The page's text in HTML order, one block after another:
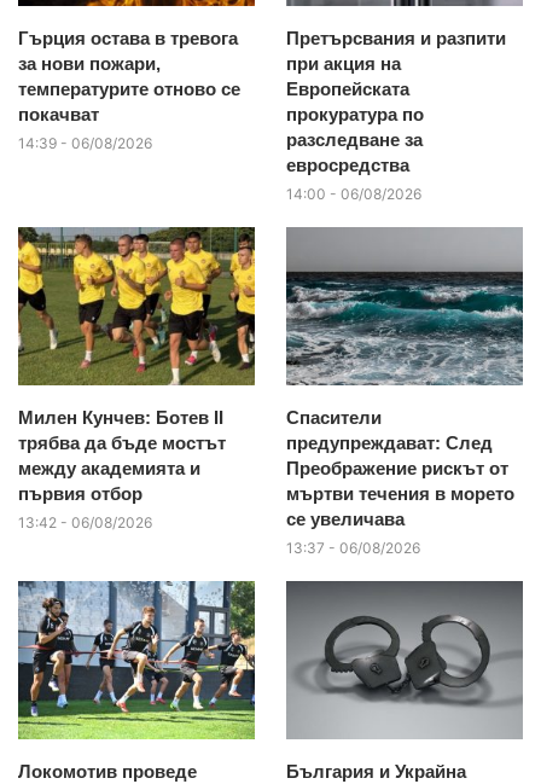
Гърция остава в тревога
за нови пожари,
температурите отново се
покачват
14:39 - 06/08/2026
Претърсвания и разпити
при акция на
Европейската
прокуратура по
разследване за
евросредства
14:00 - 06/08/2026
Милен Кунчев: Ботев II
трябва да бъде мостът
между академията и
първия отбор
13:42 - 06/08/2026
Спасители
предупреждават: След
Преображение рискът от
мъртви течения в морето
се увеличава
13:37 - 06/08/2026
Локомотив проведе
България и Украйна